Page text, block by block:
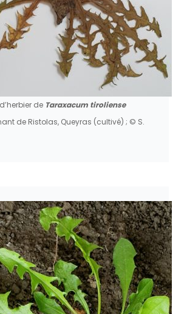
de Taraxacum tiroliense
de Ristolas, Queyras (cultivé) ; © S.